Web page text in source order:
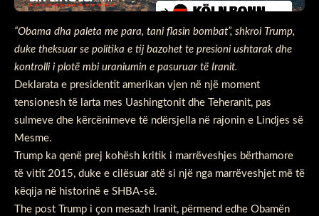
“Obama dha paleta me para, tani flasin bombat”, shkroi Trump,
duke theksuar se politika e tij bazohet te presioni ushtarak dhe
kontrolli i plotë mbi uraniumin e pasuruar të Iranit.
Deklarata e presidentit amerikan vjen në një moment
tensionesh të larta mes Uashingtonit dhe Teheranit, pas
sulmeve dhe kërcënimeve të ndërsjella në rajonin e Lindjes së
Mesme.
Trump ka qenë prej kohësh kritik i marrëveshjes bërthamore
të vitit 2015, duke e cilësuar atë si një nga marrëveshjet më të
këqija në historinë e SHBA-së.
The post
Trump i çon mesazh Iranit, përmend edhe Obamën